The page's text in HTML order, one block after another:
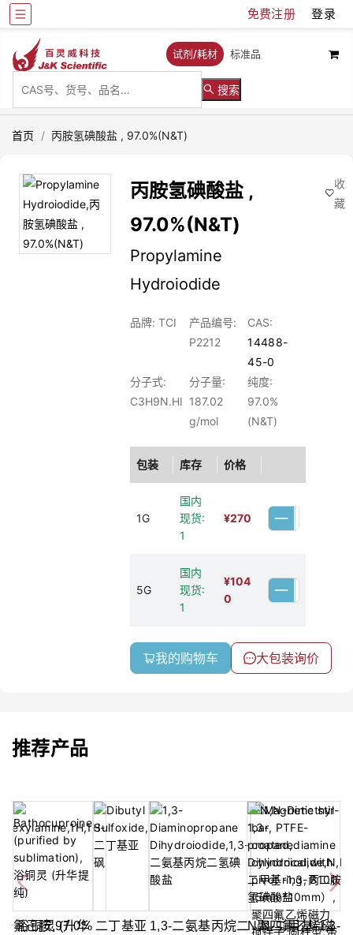
免费注册 登录
试剂/耗材 标准品
搜索
首页 / 丙胺氢碘酸盐 , 97.0%(N&T)
丙胺氢碘酸盐 ,
97.0%(N&T)
Propylamine
Hydroiodide
品牌: TCI
产品编号:
P2212
CAS:
14488-
45-0
分子式:
C3H9N.HI
分子量:
187.02
g/mol
纯度:
97.0%
(N&T)
包装 库存 价格
1G
国内
现货:
1
¥270
5G
国内
现货:
1
¥104
0
我的购物车 大包装询价
收
藏
推荐产品
氟己胺,97.0%
浴铜灵 (升华 二丁基亚 1,3-二氨基丙烷二 聚四氟乙烯磁
N,N-二甲基-1,3-丙